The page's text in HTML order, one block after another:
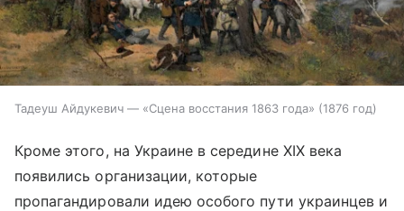
Тадеуш Айдукевич — «Сцена восстания 1863 года» (1876 год)
Кроме этого, на Украине в середине XIX века
появились организации, которые
пропагандировали идею особого пути украинцев и